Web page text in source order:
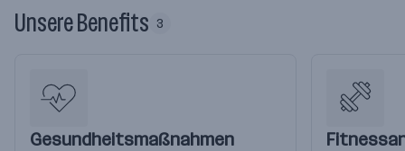
Unsere Benefits 3
Gesundheitsmaßnahmen